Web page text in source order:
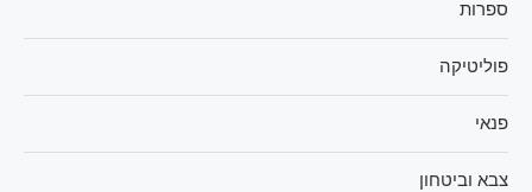
ספרות
פוליטיקה
פנאי
צבא וביטחון